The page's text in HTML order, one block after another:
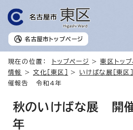
名古屋市 トップページ
現在の位置： トップページ > 東区トッ
情報
>文化［東区］ > いけばな展［東区］
催報告 令和4年
秋のいけばな展 開
年